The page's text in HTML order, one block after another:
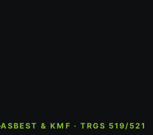
ASBEST & KMF · TRGS 519/521